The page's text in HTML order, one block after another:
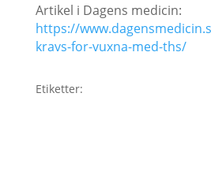
Artikel i Dagens medicin:
https://
kravs-for-vuxna-med-ths/
Etiketter: